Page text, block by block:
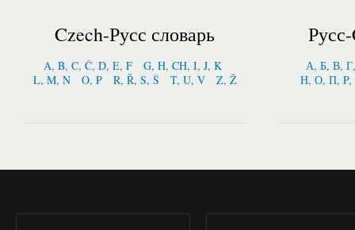
Czech-Русс словарь
A, B, C, Č, D, E, F
G, H, CH, I, J, K
L, M, N
O, P R, Ř, S, Š T, U, V Z, Ž
А, Б, В,
Н, О, П,